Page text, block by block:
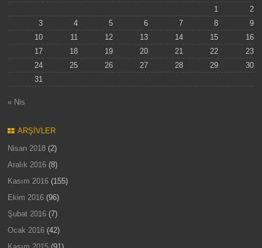
1
2
3
4 5 6 7 8
9
10
11 12 13 14 15
16
17
18 19 20 21 22
23
24
25 26 27 28 29
30
31
« Nis
ARŞIVLER
Nisan 2018 (2)
Aralık 2016 (8)
Kasım 2016 (155)
Ekim 2016 (96)
Şubat 2016 (7)
Ocak 2016 (42)